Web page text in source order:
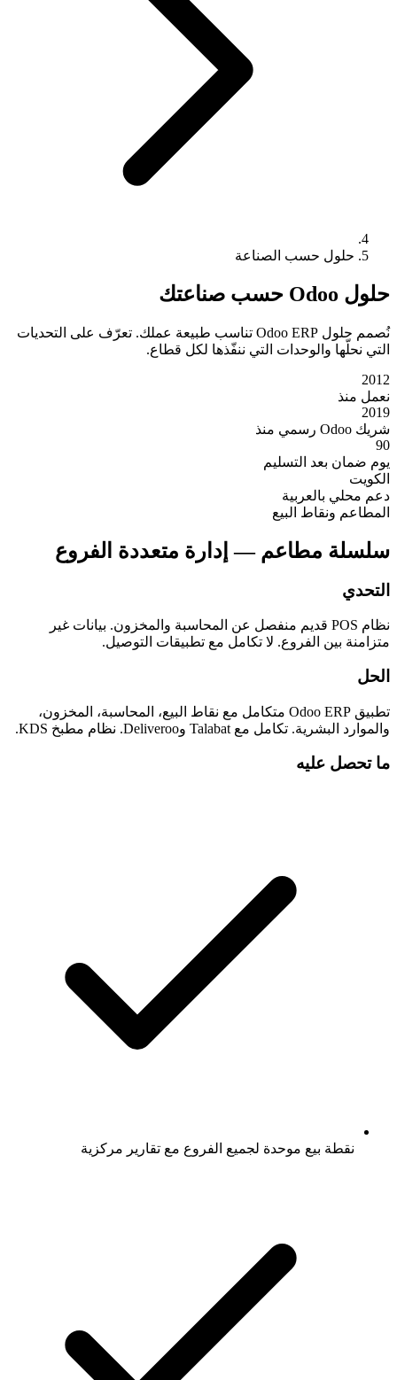
حلول حسب الصناعة
حلول Odoo حسب صناعتك
نُصمم حلول Odoo ERP تناسب طبيعة عملك. تعرّف على التحديات
التي نحلّها والوحدات التي ننفّذها لكل قطاع.
2012
نعمل منذ
2019
شريك Odoo رسمي منذ
90
يوم ضمان بعد التسليم
الكويت
دعم محلي بالعربية
المطاعم ونقاط البيع
سلسلة مطاعم — إدارة متعددة الفروع
التحدي
نظام POS قديم منفصل عن المحاسبة والمخزون. بيانات غير
متزامنة بين الفروع. لا تكامل مع تطبيقات التوصيل.
الحل
تطبيق Odoo ERP متكامل مع نقاط البيع، المحاسبة، المخزون،
والموارد البشرية. تكامل مع Talabat وDeliveroo. نظام مطبخ KDS.
ما تحصل عليه
نقطة بيع موحدة لجميع الفروع مع تقارير مركزية